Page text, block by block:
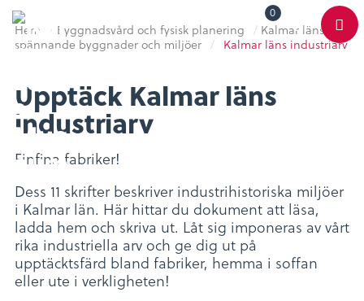
Varukorg
0 Toggle
Color
Scheme
Meny
Hem / Byggnadsvård och fysisk planering / Kalmar läns
spännande byggnader och miljöer / Kalmar läns industriarv
Upptäck Kalmar läns
industriarv
Finfina fabriker!
Dess 11 skrifter beskriver industrihistoriska miljöer
i Kalmar län. Här hittar du dokument att läsa,
ladda hem och skriva ut. Låt sig imponeras av vårt
rika industriella arv och ge dig ut på
upptäcktsfärd bland fabriker, hemma i soffan
eller ute i verkligheten!